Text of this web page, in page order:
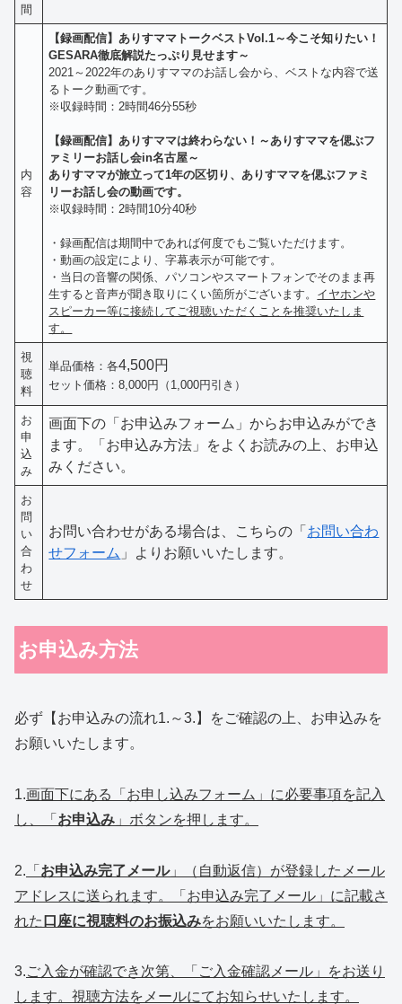
間
内
容
【録画配信】ありすママトークベストVol.1～今こそ知りたい！
GESARA徹底解説たっぷり見せます～
2021～2022年のありすママのお話し会から、ベストな内容で送
るトーク動画です。
※収録時間：2時間46分55秒
【録画配信】ありすママは終わらない！～ありすママを偲ぶフ
ァミリーお話し会in名古屋～
ありすママが旅立って1年の区切り、ありすママを偲ぶファミ
リーお話し会の動画です。
※収録時間：2時間10分40秒
・録画配信は期間中であれば何度でもご覧いただけます。
・動画の設定により、字幕表示が可能です。
・当日の音響の関係、パソコンやスマートフォンでそのまま再
生すると音声が聞き取りにくい箇所がございます。 イヤホンや
スピーカー等に接続してご視聴いただくことを推奨いたしま
す。
視
聴
料
単品価格：各4,500円
セット価格：8,000円（1,000円引き）
お
申
込
み
画面下の「お申込みフォーム」からお申込みができ
ます。「お申込み方法」をよくお読みの上、お申込
みください。
お
問
い
合
わ
せ
お問い合わせがある場合は、こちらの「 お問い合わ
せフォーム 」よりお願いいたします。
お申込み方法
必ず【お申込みの流れ1.～3.】をご確認の上、お申込みを
お願いいたします。
1.画面下にある「お申し込みフォーム」に必要事項を記入
し、「 お申込み 」ボタンを押します。
2. 「 お申込み完了メール」（自動返信）が登録したメール
アドレスに送られます。「お申込み完了メール」に記載さ
れた 口座に視聴料のお振込みをお願いいたします。
3.ご入金が確認でき次第、「ご入金確認メール」をお送り
します。視聴方法をメールにてお知らせいたします。